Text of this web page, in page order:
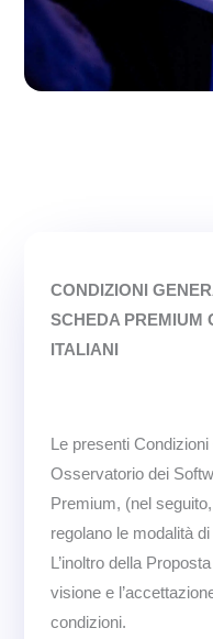
CONDIZIONI
SCHEDA PREMIUM
ITALIANI
Le presenti Condizioni
Osservatorio dei
Premium, (nel
regolano le modalità
L’inoltro della
visione e
condizioni.